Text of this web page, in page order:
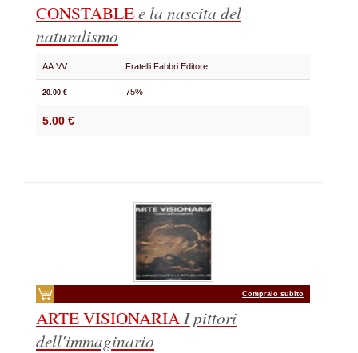
CONSTABLEe la nascita del
naturalismo
AA.VV. Fratelli Fabbri Editore
20.00 € 75%
5.00 €
Compralo subito
ARTE VISIONARIAI pittori
dell'immaginario